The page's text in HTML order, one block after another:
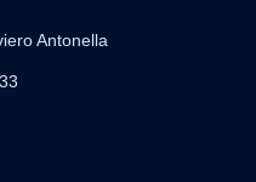
Antonella